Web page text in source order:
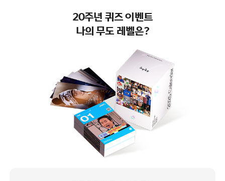
20주년 퀴즈 이벤트
나의 무도 레벨은?